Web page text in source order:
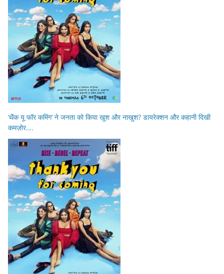
‘थैंक यू फॉर कमिंग’ ने जनता को किया खुश और नाखुश? डायरेक्शन और कहानी दिखी
कमज़ोर….